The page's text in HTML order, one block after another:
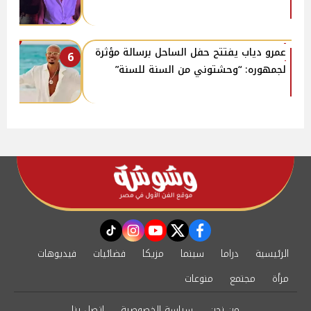
6
عمرو دياب يفتتح حفل الساحل برسالة مؤثرة
لجمهوره: “وحشتوني من السنة للسنة”
facebook
twitter
youtube
instagram
tiktok
الرئيسية دراما سينما مزيكا فضائيات
فيديوهات
مرأة
مجتمع
منوعات